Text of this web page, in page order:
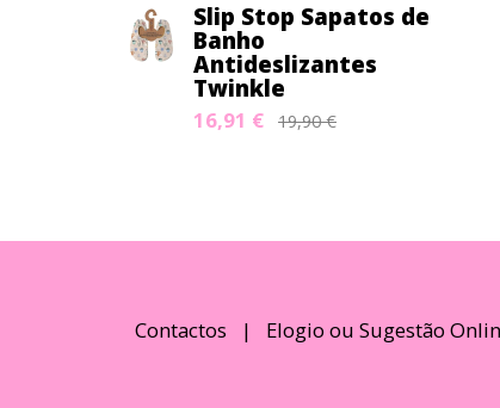
Slip Stop Sapatos de
Banho
Antideslizantes
Twinkle
16,91 € 19,90 €
Contactos | Elogio ou Sugestão